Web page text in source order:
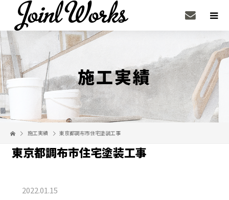
施工実績
施工実績 東京都調布市住宅塗装工事
東京都調布市住宅塗装工事
2022.01.15